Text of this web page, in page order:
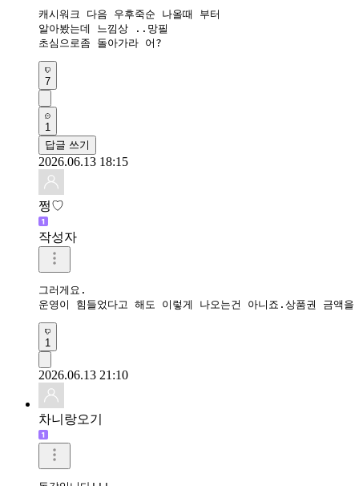
캐시워크 다음 우후죽순 나올때 부터
알아봤는데 느낌상 ..망필
초심으로좀 돌아가라 어?
7
1
답글 쓰기
2026.06.13 18:15
쩡♡
작성자
그러게요.
운영이 힘들었다고 해도 이렇게 나오는건 아니죠.상품권 금액
1
2026.06.13 21:10
차니랑오기